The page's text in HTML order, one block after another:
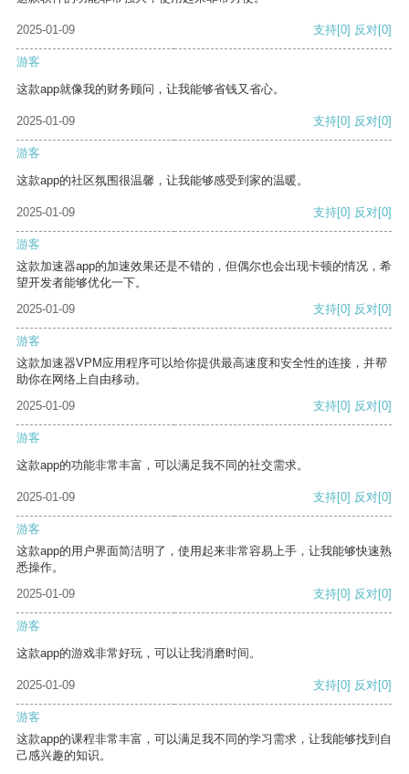
2025-01-09 支持[0] 反对[0]
游客
这款app就像我的财务顾问，让我能够省钱又省心。
2025-01-09 支持[0] 反对[0]
游客
这款app的社区氛围很温馨，让我能够感受到家的温暖。
2025-01-09 支持[0] 反对[0]
游客
这款加速器app的加速效果还是不错的，但偶尔也会出现卡顿的情况，希
望开发者能够优化一下。
2025-01-09
支持[0] 反对[0]
游客
这款加速器VPM应用程序可以给你提供最高速度和安全性的连接，并帮
助你在网络上自由移动。
2025-01-09
支持[0] 反对[0]
游客
这款app的功能非常丰富，可以满足我不同的社交需求。
2025-01-09 支持[0] 反对[0]
游客
这款app的用户界面简洁明了，使用起来非常容易上手，让我能够快速熟
悉操作。
2025-01-09
支持[0] 反对[0]
游客
这款app的游戏非常好玩，可以让我消磨时间。
2025-01-09 支持[0] 反对[0]
游客
这款app的课程非常丰富，可以满足我不同的学习需求，让我能够找到自
己感兴趣的知识。